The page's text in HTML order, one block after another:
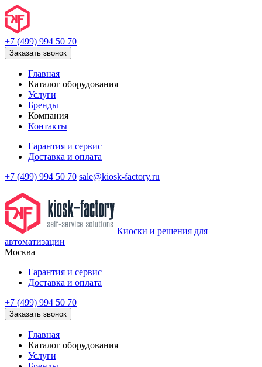
+7 (499) 994 50 70
Заказать звонок
Главная
Каталог оборудования
Услуги
Бренды
Компания
Контакты
Гарантия и сервис
Доставка и оплата
+7 (499) 994 50 70 sale@kiosk-factory.ru
Киоски и решения для
автоматизации
Москва
Гарантия и сервис
Доставка и оплата
+7 (499) 994 50 70
Заказать звонок
Главная
Каталог оборудования
Услуги